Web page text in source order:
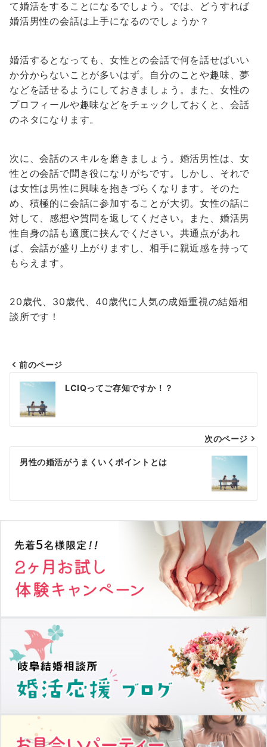
て婚活をすることになるでしょう。では、どうすれば
婚活男性の会話は上手になるのでしょうか？
婚活するとなっても、女性との会話で何を話せばいい
か分からないことが多いはず。自分のことや趣味、夢
などを話せるようにしておきましょう。また、女性の
プロフィールや趣味などをチェックしておくと、会話
のネタになります。
次に、会話のスキルを磨きましょう。婚活男性は、女
性との会話で聞き役になりがちです。しかし、それで
は女性は男性に興味を抱きづらくなります。そのた
め、積極的に会話に参加することが大切。女性の話に
対して、感想や質問を返してください。また、婚活男
性自身の話も適度に挟んでください。共通点があれ
ば、会話が盛り上がりますし、相手に親近感を持って
もらえます。
20歳代、30歳代、40歳代に人気の成婚重視の結婚相
談所です！
投
稿
ナ
ビ
ゲ
シ
ョ
ン
前のページ
LCIQってご存知ですか！？
次のページ
男性の婚活がうまくいくポイントとは